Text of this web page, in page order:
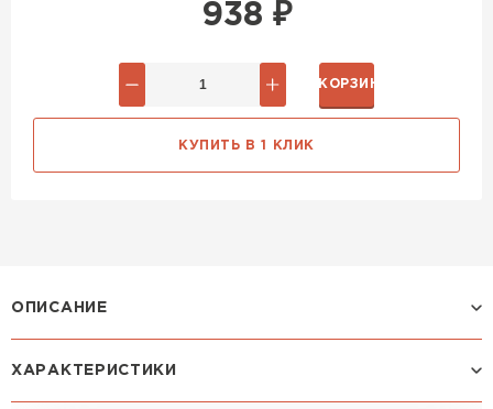
938 ₽
В КОРЗИНУ
КУПИТЬ В 1 КЛИК
ОПИСАНИЕ
Профиль МОНТЕРРОСА:
ХАРАКТЕРИСТИКИ